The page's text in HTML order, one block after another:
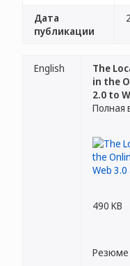
Дата
публикации
English
The
in the
2.0 to
Полная
490 KB
Резюме